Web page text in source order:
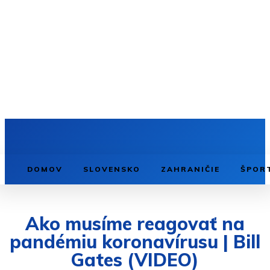
DOMOV SLOVENSKO ZAHRANIČIE
Ako musíme reagovať na
pandémiu koronavírusu | Bill
Gates (VIDEO)